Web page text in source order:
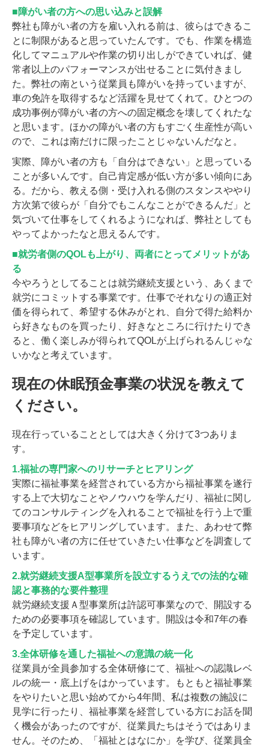
■障がい者の方への思い込みと誤解
弊社も障がい者の方を雇い入れる前は、彼らはできるこ
とに制限があると思っていたんです。でも、作業を構造
化してマニュアルや作業の切り出しができていれば、健
常者以上のパフォーマンスが出せることに気付きまし
た。弊社の南という従業員も障がいを持っていますが、
車の免許を取得するなど活躍を見せてくれて。ひとつの
成功事例が障がい者の方への固定概念を壊してくれたな
と思います。ほかの障がい者の方もすごく生産性が高い
ので、これは南だけに限ったことじゃないんだなと。
実際、障がい者の方も「自分はできない」と思っている
ことが多いんです。自己肯定感が低い方が多い傾向にあ
る。だから、教える側・受け入れる側のスタンスややり
方次第で彼らが「自分でもこんなことができるんだ」と
気づいて仕事をしてくれるようになれば、弊社としても
やってよかったなと思えるんです。
■就労者側のQOLも上がり、両者にとってメリットがあ
る
今やろうとしてることは就労継続支援という、あくまで
就労にコミットする事業です。仕事でそれなりの適正対
価を得られて、希望する休みがとれ、自分で得た給料か
ら好きなものを買ったり、好きなところに行けたりでき
ると、働く楽しみが得られてQOLが上げられるんじゃな
いかなと考えています。
現在の休眠預金事業の状況を教えて
ください。
現在行っていることとしては大きく分けて3つありま
す。
1.福祉の専門家へのリサーチとヒアリング
実際に福祉事業を経営されている方から福祉事業を遂行
する上で大切なことやノウハウを学んだり、福祉に関し
てのコンサルティングを入れることで福祉を行う上で重
要事項などをヒアリングしています。また、あわせて弊
社も障がい者の方に任せていきたい仕事などを調査して
います。
2.就労継続支援A型事業所を設立するうえでの法的な確
認と事務的な要件整理
就労継続支援Ａ型事業所は許認可事業なので、開設する
ための必要事項を確認しています。開設は令和7年の春
を予定しています。
3.全体研修を通した福祉への意識の統一化
従業員が全員参加する全体研修にて、福祉への認識レベ
ルの統一・底上げをはかっています。もともと福祉事業
をやりたいと思い始めてから4年間、私は複数の施設に
見学に行ったり、福祉事業を経営している方にお話を聞
く機会があったのですが、従業員たちはそうではありま
せん。そのため、「福祉とはなにか」を学び、従業員全